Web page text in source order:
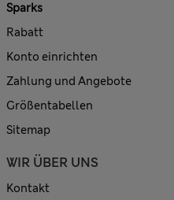
Sparks
Rabatt
Konto einrichten
Zahlung und Angebote
Größentabellen
Sitemap
WIR ÜBER UNS
Kontakt